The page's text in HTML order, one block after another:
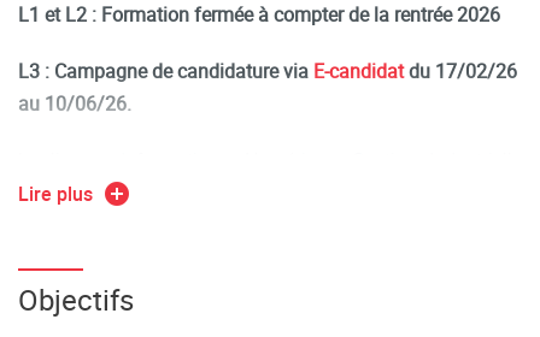
L1 et L2 : Formation fermée à compter de la rentrée 2026
L3 : Campagne de candidature via E-candidatdu 17/02/26
au 10/06/26.
(INGI) est un parcours de la mention Économie Gestion. Elle
technologiques. La formation est spécialisée dans les
domaines de l’informatique, des technologies de
Lire plus
Objectifs